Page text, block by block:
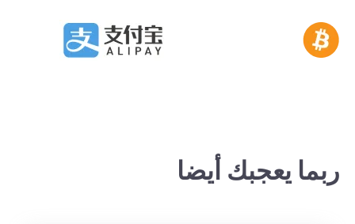
ربما يعجبك أيضا